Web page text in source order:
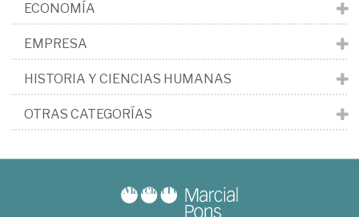
ECONOMÍA
EMPRESA
HISTORIA Y CIENCIAS HUMANAS
OTRAS CATEGORÍAS